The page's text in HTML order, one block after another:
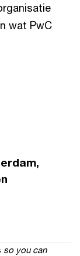
wat PwC
so you can